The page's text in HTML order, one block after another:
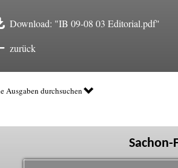
Download: "IB 09-08 03 Editorial.pdf"
zurück
Ausgaben durchsuchen
Sachon-